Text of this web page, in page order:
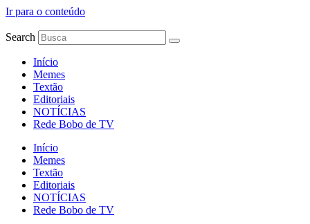
Ir para o conteúdo
Search
Início
Memes
Textão
Editoriais
NOTÍCIAS
Rede Bobo de TV
Início
Memes
Textão
Editoriais
NOTÍCIAS
Rede Bobo de TV